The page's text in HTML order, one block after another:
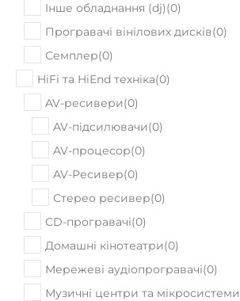
Інше обладнання (dj)(0)
Програвачі вінілових дисків(0)
Семплер(0)
HiFi та HiEnd техніка(0)
AV-ресивери(0)
AV-підсилювачи(0)
AV-процесор(0)
AV-Ресивер(0)
Стерео ресивер(0)
CD-програвачі(0)
Домашні кінотеатри(0)
Мережеві аудіопрогравачі(0)
Музичні центри та мікросистеми